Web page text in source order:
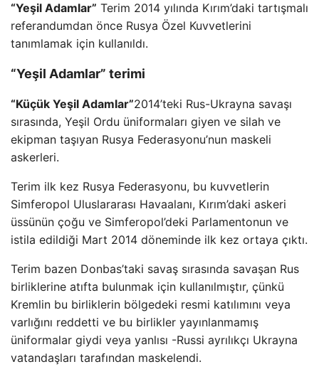
“Yeşil Adamlar” Terim 2014 yılında Kırım’daki tartışmalı
referandumdan önce Rusya Özel Kuvvetlerini
tanımlamak için kullanıldı.
“Yeşil Adamlar” terimi
“Küçük Yeşil Adamlar”2014’teki Rus-Ukrayna savaşı
sırasında, Yeşil Ordu üniformaları giyen ve silah ve
ekipman taşıyan Rusya Federasyonu’nun maskeli
askerleri.
Terim ilk kez Rusya Federasyonu, bu kuvvetlerin
Simferopol Uluslararası Havaalanı, Kırım’daki askeri
üssünün çoğu ve Simferopol’deki Parlamentonun ve
istila edildiği Mart 2014 döneminde ilk kez ortaya çıktı.
Terim bazen Donbas’taki savaş sırasında savaşan Rus
birliklerine atıfta bulunmak için kullanılmıştır, çünkü
Kremlin bu birliklerin bölgedeki resmi katılımını veya
varlığını reddetti ve bu birlikler yayınlanmamış
üniformalar giydi veya yanlısı -Russi ayrılıkçı Ukrayna
vatandaşları tarafından maskelendi.